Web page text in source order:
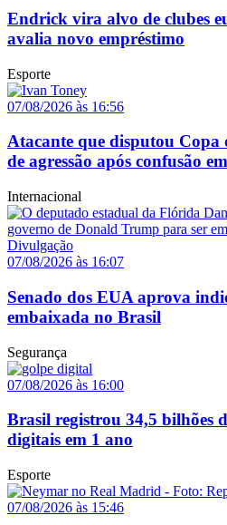
Endrick vira alvo de clubes
avalia novo empréstimo
Esporte
07/08/2026 às 16:56
Atacante que disputou Copa
de agressão após confusão
Internacional
07/08/2026 às 16:07
Senado dos EUA aprova
embaixada no Brasil
Segurança
07/08/2026 às 16:00
Brasil registrou 34,5 bilhões
digitais em 1 ano
Esporte
07/08/2026 às 15:46